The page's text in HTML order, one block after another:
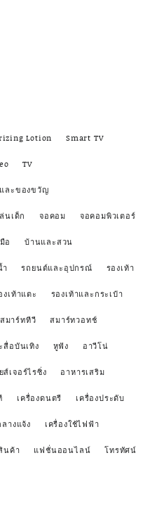
Lotion Smart TV
TV
ละของขวัญ
นเด็ก จอคอม จอคอมพิวเตอร์
อ บ้านและสวน
รถยนต์และอุปกรณ์ รองเท้า
งเท้าแตะ รองเท้าและกระเป๋า
สมาร์ททีวี สมาร์ทวอทช์
สื่อบันเทิง หูฟัง อาวีโน่
เจอร์ไรซิ่ง อาหารเสริม
เครื่องดนตรี เครื่องประดับ
างแจ้ง เครื่องใช้ไฟฟ้า
นค้า แฟชั่นออนไลน์ โทรทัศน์